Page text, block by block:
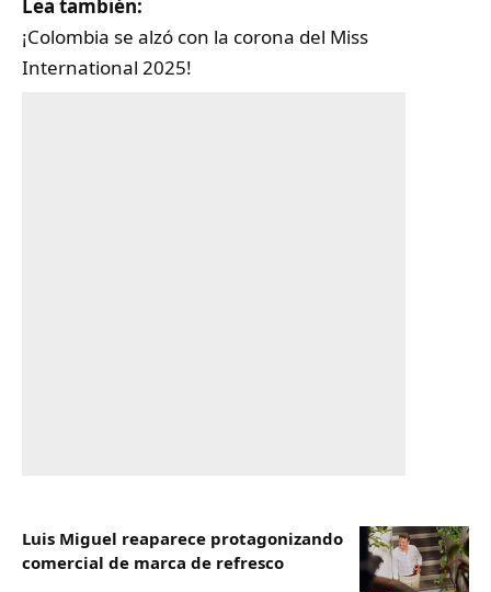
Lea también:
¡Colombia se alzó con la corona del Miss
International 2025!
Luis Miguel reaparece protagonizando
comercial de marca de refresco